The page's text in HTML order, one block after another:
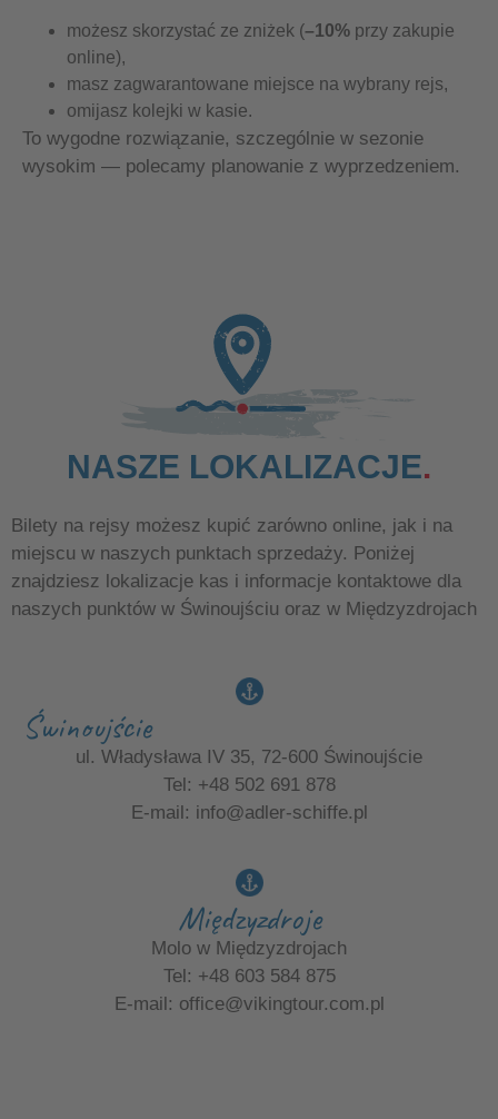
możesz skorzystać ze zniżek (–10% przy zakupie
online),
masz zagwarantowane miejsce na wybrany rejs,
omijasz kolejki w kasie.
To wygodne rozwiązanie, szczególnie w sezonie
wysokim — polecamy planowanie z wyprzedzeniem.
NASZE LOKALIZACJE
Bilety na rejsy możesz kupić zarówno online, jak i na
miejscu w naszych punktach sprzedaży. Poniżej
znajdziesz lokalizacje kas i informacje kontaktowe dla
naszych punktów w Świnoujściu oraz w Międzyzdrojach
Świnoujście
ul. Władysława IV 35, 72-600 Świnoujście
Tel: +48 502 691 878
E-mail: info@adler-schiffe.pl
Międzyzdroje
Molo w Międzyzdrojach
Tel: +48 603 584 875
E-mail: office@vikingtour.com.pl